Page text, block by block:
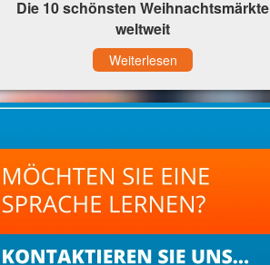
Die 10 schönsten Weihnachtsmärkte
weltweit
Weiterlesen